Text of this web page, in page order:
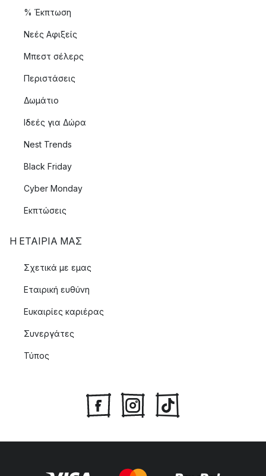
% Έκπτωση
Νεές Αφιξείς
Μπεστ σέλερς
Περιστάσεις
Δωμάτιο
Ιδεές για Δώρα
Nest Trends
Black Friday
Cyber Monday
Εκπτώσεις
Η ΕΤΑΊΡΙΑ ΜΑΣ
Σχετικά με εμας
Εταιρική ευθύνη
Ευκαιρίες καριέρας
Συνεργάτες
Τύπος